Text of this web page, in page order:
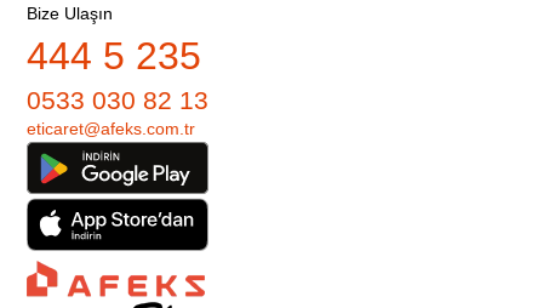
Bize Ulaşın
444 5 235
0533 030 82 13
eticaret@afeks.com.tr